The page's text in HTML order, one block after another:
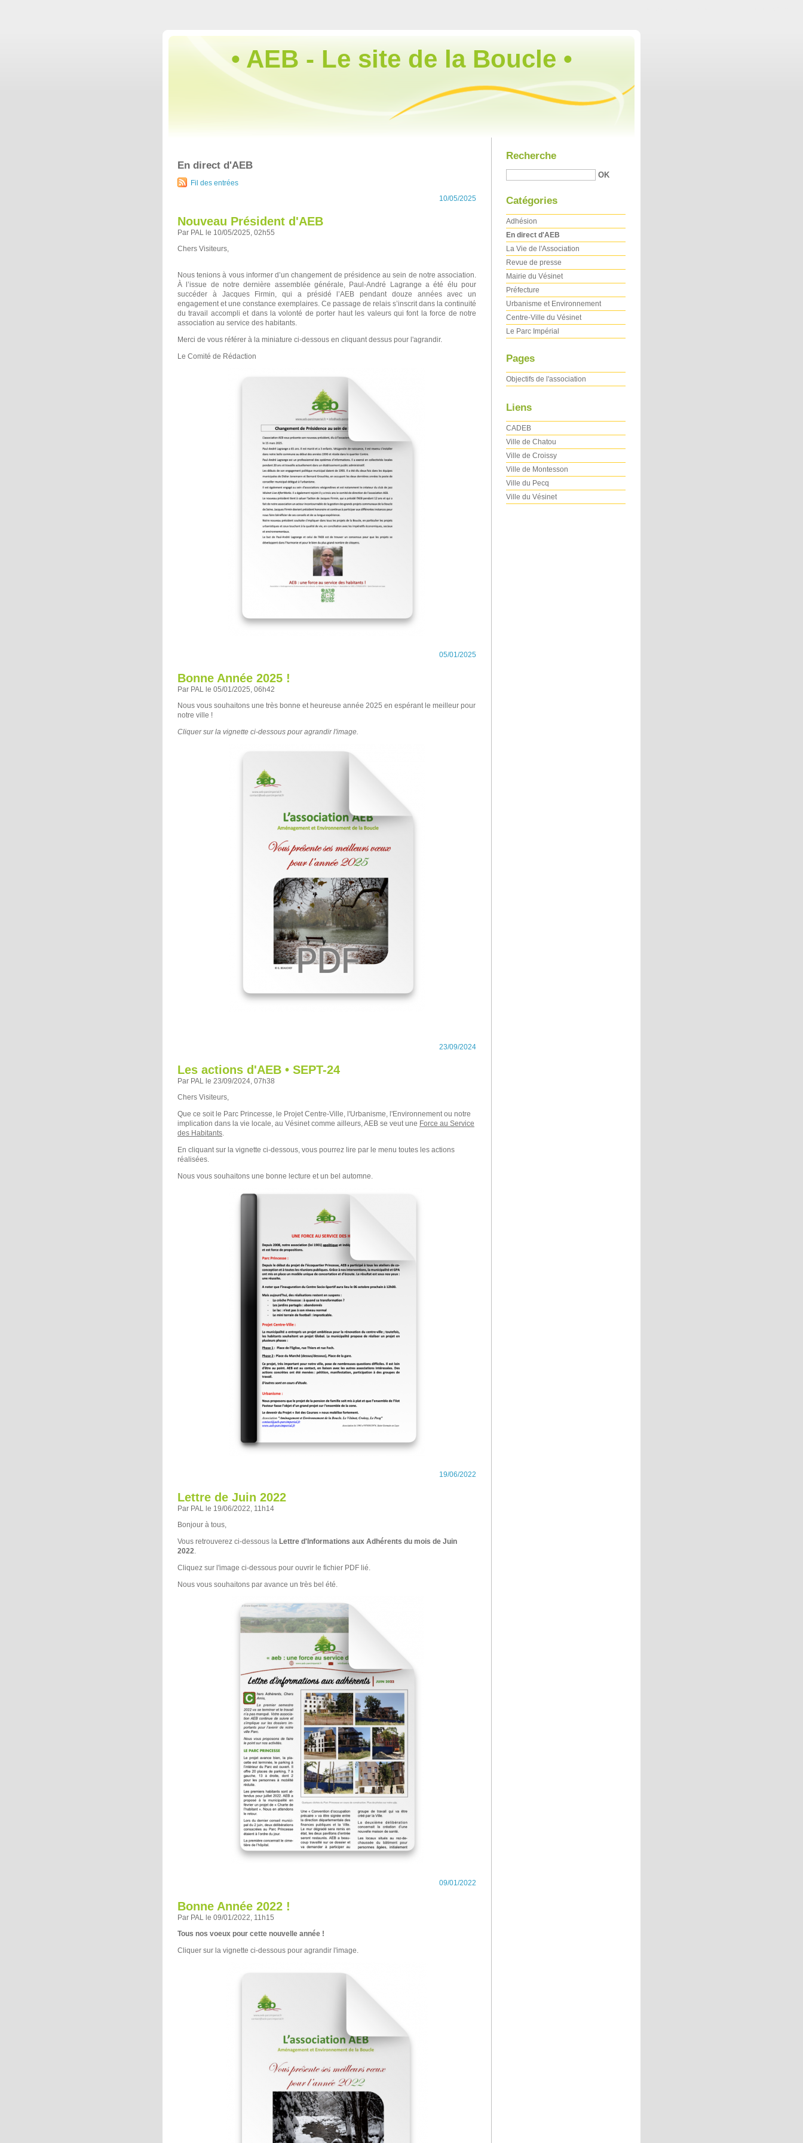
• AEB - Le site de la Boucle •
En direct d'AEB
Fil des entrées
10/05/2025
Nouveau Président d'AEB
Par PAL le 10/05/2025, 02h55
Chers Visiteurs,
Nous tenions à vous informer d’un changement de présidence au sein de notre association.
À l’issue de notre dernière assemblée générale, Paul-André Lagrange a été élu pour
succéder à Jacques Firmin, qui a présidé l’AEB pendant douze années avec un
engagement et une constance exemplaires. Ce passage de relais s’inscrit dans la continuité
du travail accompli et dans la volonté de porter haut les valeurs qui font la force de notre
association au service des habitants.
Merci de vous référer à la miniature ci-dessous en cliquant dessus pour l'agrandir.
Le Comité de Rédaction
05/01/2025
Bonne Année 2025 !
Par PAL le 05/01/2025, 06h42
Nous vous souhaitons une très bonne et heureuse année 2025 en espérant le meilleur pour
notre ville !
Cliquer sur la vignette ci-dessous pour agrandir l'image.
23/09/2024
Les actions d'AEB • SEPT-24
Par PAL le 23/09/2024, 07h38
Chers Visiteurs,
Que ce soit le Parc Princesse, le Projet Centre-Ville, l'Urbanisme, l'Environnement ou notre
implication dans la vie locale, au Vésinet comme ailleurs, AEB se veut une Force au Service
des Habitants.
En cliquant sur la vignette ci-dessous, vous pourrez lire par le menu toutes les actions
réalisées.
Nous vous souhaitons une bonne lecture et un bel automne.
19/06/2022
Lettre de Juin 2022
Par PAL le 19/06/2022, 11h14
Bonjour à tous,
Vous retrouverez ci-dessous la Lettre d'Informations aux Adhérents du mois de Juin
2022.
Cliquez sur l'image ci-dessous pour ouvrir le fichier PDF lié.
Nous vous souhaitons par avance un très bel été.
09/01/2022
Bonne Année 2022 !
Par PAL le 09/01/2022, 11h15
Tous nos voeux pour cette nouvelle année !
Cliquer sur la vignette ci-dessous pour agrandir l'image.
Recherche
Catégories
Adhésion
En direct d'AEB
La Vie de l'Association
Revue de presse
Mairie du Vésinet
Préfecture
Urbanisme et Environnement
Centre-Ville du Vésinet
Le Parc Impérial
Pages
Objectifs de l'association
Liens
CADEB
Ville de Chatou
Ville de Croissy
Ville de Montesson
Ville du Pecq
Ville du Vésinet